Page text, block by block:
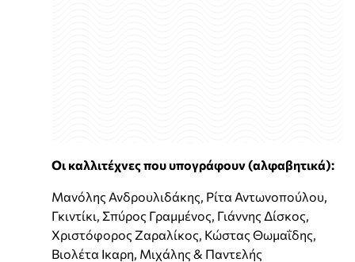
Οι καλλιτέχνες που υπογράφουν (αλφαβητικά):
Μανόλης Ανδρουλιδάκης, Ρίτα Αντωνοπούλου,
Γκιντίκι, Σπύρος Γραμμένος, Γιάννης Δίσκος,
Χριστόφορος Ζαραλίκος, Κώστας Θωμαΐδης,
Βιολέτα Ικαρη, Μιχάλης & Παντελής